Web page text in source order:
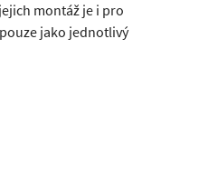
montáž je i pro
jako jednotlivý